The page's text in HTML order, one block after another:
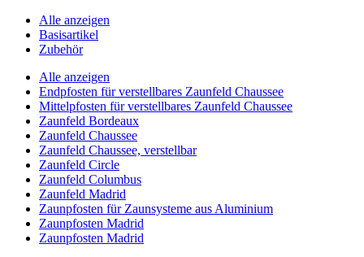
Alle anzeigen
Basisartikel
Zubehör
Alle anzeigen
Endpfosten für verstellbares Zaunfeld Chaussee
Mittelpfosten für verstellbares Zaunfeld Chaussee
Zaunfeld Bordeaux
Zaunfeld Chaussee
Zaunfeld Chaussee, verstellbar
Zaunfeld Circle
Zaunfeld Columbus
Zaunfeld Madrid
Zaunpfosten für Zaunsysteme aus Aluminium
Zaunpfosten Madrid
Zaunpfosten Madrid